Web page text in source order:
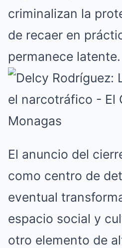
criminalizan la
de recaer en
permanece latente.
El anuncio del
como centro de
eventual
espacio social y
otro elemento de